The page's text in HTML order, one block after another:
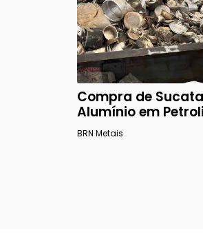
Compra de
Alumínio em
BRN Metais